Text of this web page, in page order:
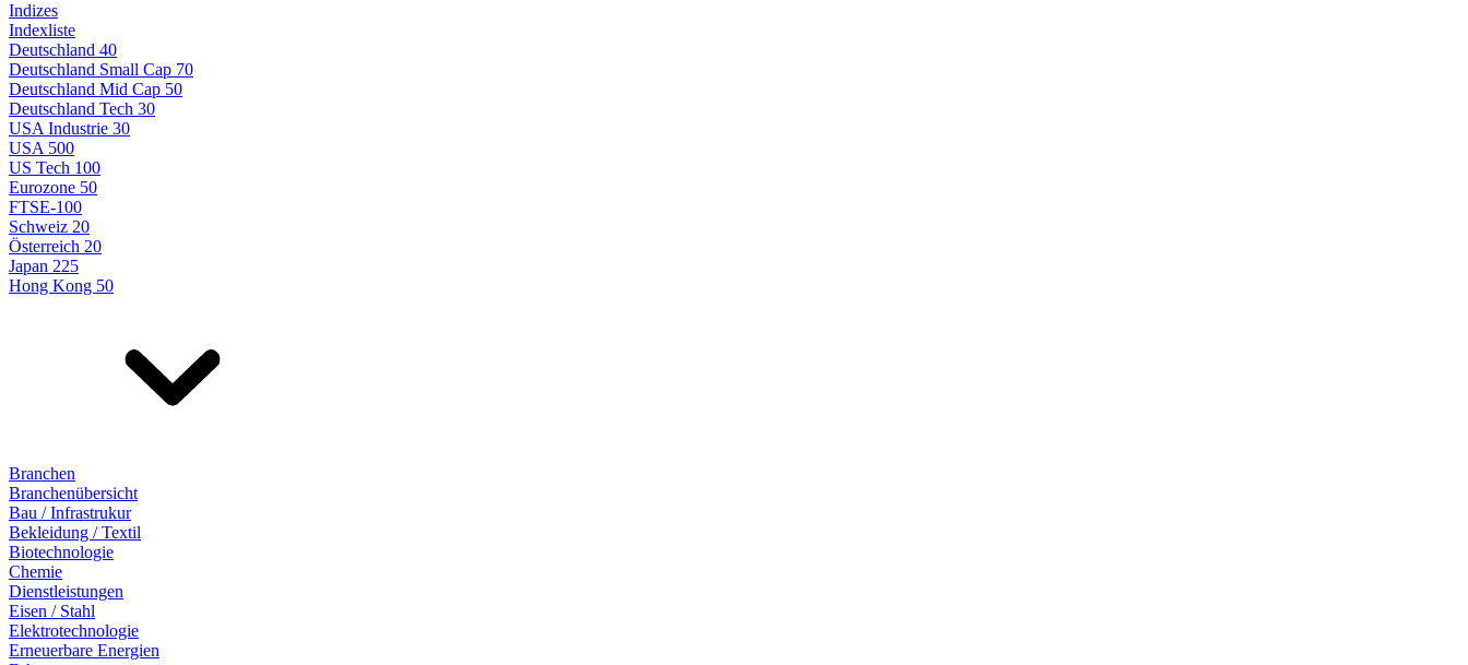
Indizes
Indexliste
Deutschland 40
Deutschland Small Cap 70
Deutschland Mid Cap 50
Deutschland Tech 30
USA Industrie 30
USA 500
US Tech 100
Eurozone 50
FTSE-100
Schweiz 20
Österreich 20
Japan 225
Hong Kong 50
Branchen
Branchenübersicht
Bau / Infrastrukur
Bekleidung / Textil
Biotechnologie
Chemie
Dienstleistungen
Eisen / Stahl
Elektrotechnologie
Erneuerbare Energien